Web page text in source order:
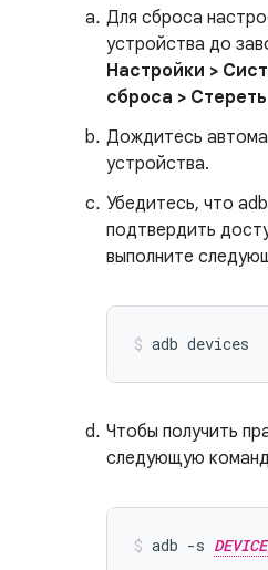
Для сброса
устройства до
Настройки >
сброса >
Дождитесь
устройства.
Убедитесь, что
подтвердить
выполните
adb devices
Чтобы получить
следующую
adb -s